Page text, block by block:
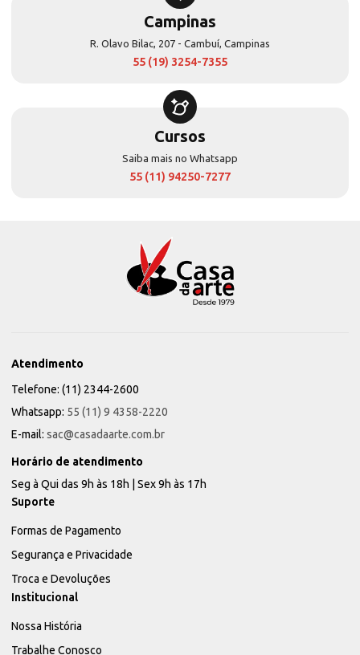
Campinas
R. Olavo Bilac, 207 - Cambuí, Campinas
55 (19) 3254-7355
Cursos
Saiba mais no Whatsapp
55 (11) 94250-7277
Atendimento
Telefone: (11) 2344-2600
Whatsapp: 55 (11) 9 4358-2220
E-mail: sac@casadaarte.com.br
Horário de atendimento
Seg à Qui das 9h às 18h | Sex 9h às 17h
Suporte
Formas de Pagamento
Segurança e Privacidade
Troca e Devoluções
Institucional
Nossa História
Trabalhe Conosco